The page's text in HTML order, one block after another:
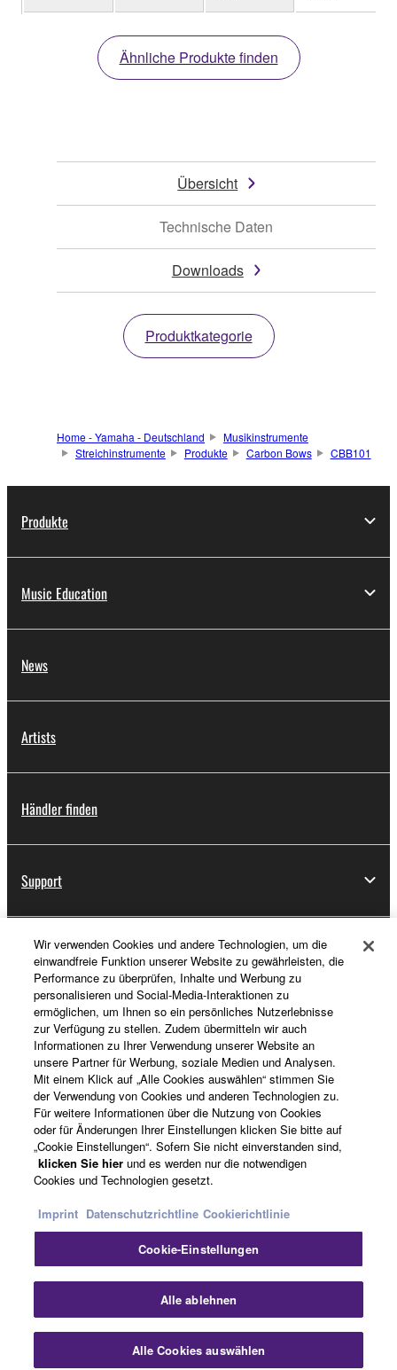
Ähnliche Produkte finden
Übersicht
Technische Daten
Downloads
Produktkategorie
Home - Yamaha - Deutschland
Musikinstrumente
Streichinstrumente
Produkte Carbon Bows CBB101
Produkte
Music Education
News
Artists
Händler finden
Support
Registrierung von „Yamaha Music ID“
Über Yamaha
Deutschland - German
Business
Nutzungsbedingungen
CookierichtlinieImpressum
© Yamaha Corporation.
Wir verwenden Cookies und andere Technologien, um die
einwandfreie Funktion unserer Website zu gewährleisten, die
Performance zu überprüfen, Inhalte und Werbung zu
personalisieren und Social-Media-Interaktionen zu
ermöglichen, um Ihnen so ein persönliches Nutzerlebnisse
zur Verfügung zu stellen. Zudem übermitteln wir auch
Informationen zu Ihrer Verwendung unserer Website an
unsere Partner für Werbung, soziale Medien und Analysen.
Mit einem Klick auf „Alle Cookies auswählen“ stimmen Sie
der Verwendung von Cookies und anderen Technologien zu.
Für weitere Informationen über die Nutzung von Cookies
oder für Änderungen Ihrer Einstellungen klicken Sie bitte auf
„Cookie Einstellungen“. Sofern Sie nicht einverstanden sind,
klicken Sie hier und es werden nur die notwendigen
Cookies und Technologien gesetzt.
Imprint Datenschutzrichtline Cookierichtlinie
Cookie-Einstellungen
Alle ablehnen
Alle Cookies auswählen